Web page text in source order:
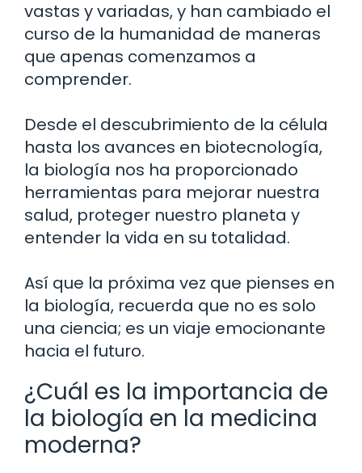
vastas y variadas, y han cambiado el
curso de la humanidad de maneras
que apenas comenzamos a
comprender.
Desde el descubrimiento de la célula
hasta los avances en biotecnología,
la biología nos ha proporcionado
herramientas para mejorar nuestra
salud, proteger nuestro planeta y
entender la vida en su totalidad.
Así que la próxima vez que pienses en
la biología, recuerda que no es solo
una ciencia; es un viaje emocionante
hacia el futuro.
¿Cuál es la importancia de
la biología en la medicina
moderna?